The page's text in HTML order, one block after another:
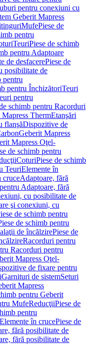
pentru conexiuni cu
Geberit Mapress
MufePiese de
pentru
TeuriPiese de schimb
pentru Adaptoare
de desfacerePiese de
posibilitate de
pentru
pentru ÎnchizătoriTeuri
pentru
schimb pentru Racorduri
ThermEtanşări
flanşăDispozitive de
Geberit Mapress
Mapress Oţel-
de schimb pentru
CoturiPiese de schimb
TeuriElemente în
cruceAdaptoare, fără
Adaptoare, fără
cu posibilitate de
şi conexiuni, cu
de schimb pentru
de schimb pentru
de încălzirePiese de
Racorduri pentru
Racorduri pentru
Mapress Oţel-
de fixare pentru
Garnituri de sistemSeturi
Mapress
pentru Geberit
MufeReducţiiPiese de
pentru
Elemente în crucePiese de
fără posibilitate de
fără posibilitate de